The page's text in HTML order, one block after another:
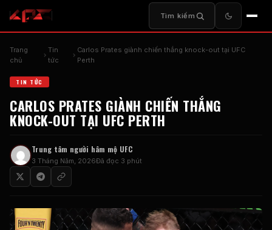
Tìm kiếm
Trang
chủ
Tin
tức
Carlos Prates giành chiến thắng knock-out tại UFC
Perth
TIN TỨC
CARLOS PRATES GIÀNH CHIẾN THẮNG
KNOCK-OUT TẠI UFC PERTH
Trung tâm người hâm mộ UFC
3 Tháng Năm, 2026Đã đọc 3 phút